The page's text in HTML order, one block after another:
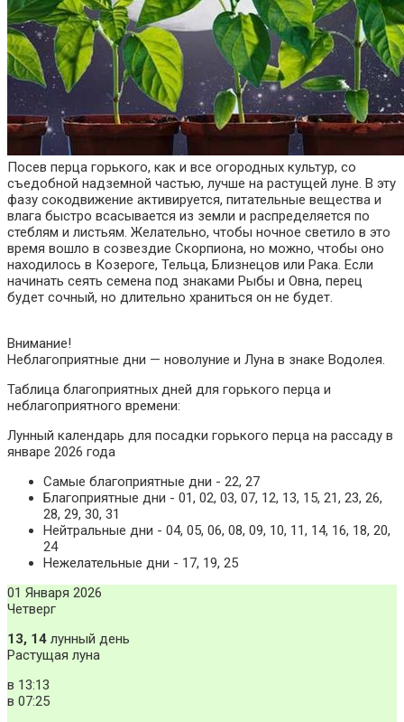
Посев перца горького, как и все огородных культур, со
съедобной надземной частью, лучше на растущей луне. В эту
фазу сокодвижение активируется, питательные вещества и
влага быстро всасывается из земли и распределяется по
стеблям и листьям. Желательно, чтобы ночное светило в это
время вошло в созвездие Скорпиона, но можно, чтобы оно
находилось в Козероге, Тельца, Близнецов или Рака. Если
начинать сеять семена под знаками Рыбы и Овна, перец
будет сочный, но длительно храниться он не будет.
Внимание!
Неблагоприятные дни — новолуние и Луна в знаке Водолея.
Таблица благоприятных дней для горького перца и
неблагоприятного времени:
Лунный календарь для посадки горького перца на рассаду в
январе 2026 года
Самые благоприятные дни - 22, 27
Благоприятные дни - 01, 02, 03, 07, 12, 13, 15, 21, 23, 26,
28, 29, 30, 31
Нейтральные дни - 04, 05, 06, 08, 09, 10, 11, 14, 16, 18, 20,
24
Нежелательные дни - 17, 19, 25
01 Января 2026
Четверг
13, 14 лунный день
Растущая луна
в 13:13
в 07:25